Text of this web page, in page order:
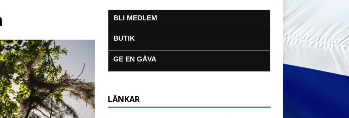
BLI MEDLEM
BUTIK
GE EN GÅVA
LÄNKAR